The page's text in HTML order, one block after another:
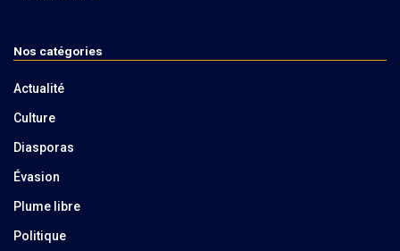
Nos catégories
Actualité
Culture
Diasporas
Évasion
Plume libre
Politique